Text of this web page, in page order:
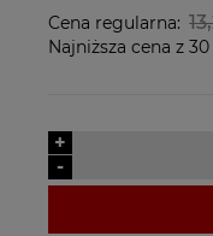
Cena regularna:
Najniższa cena z
-
+